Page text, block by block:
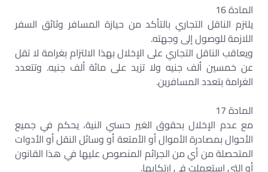
المادة 16
يلتزم الناقل التجاري بالتأكد من حيازة المسافر وثائق السفر
اللازمة للوصول إلى وجهته.
ويعاقب الناقل التجاري على الإخلال بهذا الالتزام بغرامة لا تقل
عن خمسين ألف جنيه ولا تزيد على مائة ألف جنيه. وتتعدد
الغرامة بتعدد المسافرين.
المادة 17
مع عدم الإخلال بحقوق الغير حسني النية، يحكم في جميع
الأحوال بمصادرة الأموال أو الأمتعة أو وسائل النقل أو الأدوات
المتحصلة من أي من الجرائم المنصوص عليها في هذا القانون
أو التي استعملت في ارتكابها.